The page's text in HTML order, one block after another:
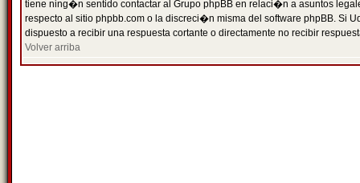
tiene ning�n sentido contactar al Grupo phpBB en relaci�n a asuntos
respecto al sitio phpbb.com o la discreci�n misma del software phpBB. Si
dispuesto a recibir una respuesta cortante o directamente no recibir
Volver arriba